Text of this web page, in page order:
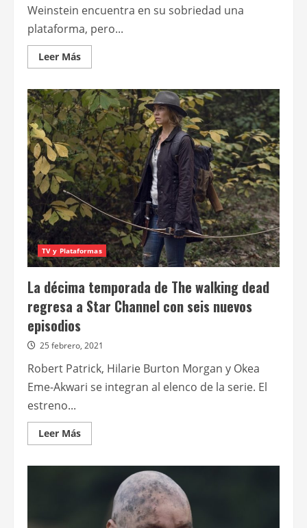
Weinstein encuentra en su sobriedad una
plataforma, pero...
Leer MásLeer
más
Ella
dijo
TV y Plataformas
La décima temporada de The walking dead
regresa a Star Channel con seis nuevos
episodios
25 febrero, 2021
Robert Patrick, Hilarie Burton Morgan y Okea
Eme-Akwari se integran al elenco de la serie. El
estreno...
Leer MásLeer
más
temporada
walking